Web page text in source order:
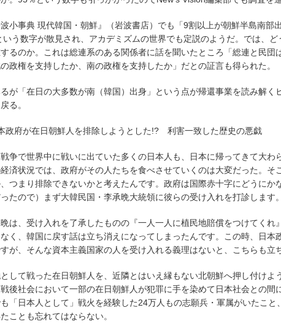
小事典 現代韓国・朝鮮』（岩波書店）でも「9割以上が朝鮮半島南部
いう数字が散見され、アカデミズムの世界でも定説のようだ。では、
るのか。これは総連系のある関係者に話を聞いたところ「総連と民団
政権を支持したか、南の政権を支持したか」だとの証言も得られた。
が「在日の大多数が南（韓国）出身」という点が帰還事業を読み解く
る。
政府が在日朝鮮人を排除しようとした!? 利害一致した歴史の悪戯
戦争で世界中に戦いに出ていた多くの日本人も、日本に帰ってきて大
済状況では、政府がその人たちを食べさせていくのは大変だった。そ
つまり排除できないかと考えたんです。政府は国際赤十字にどうにか
たので）まず大韓民国・李承晩大統領に彼らの受け入れを打診します。
は、受け入れを了承したものの『一人一人に植民地賠償をつけてくれ
く、韓国に戻す話は立ち消えになってしまったんです。この時、日本
が、そんな資本主義国家の人を受け入れる義理はないと、こちらも立
して戦った在日朝鮮人を、近隣とはいえ縁もない北朝鮮へ押し付けよ
後社会において一部の在日朝鮮人が犯罪に手を染めて日本社会との間
「日本人として」戦火を経験した24万人もの志願兵・軍属がいたこ
ことも忘れてはならない。